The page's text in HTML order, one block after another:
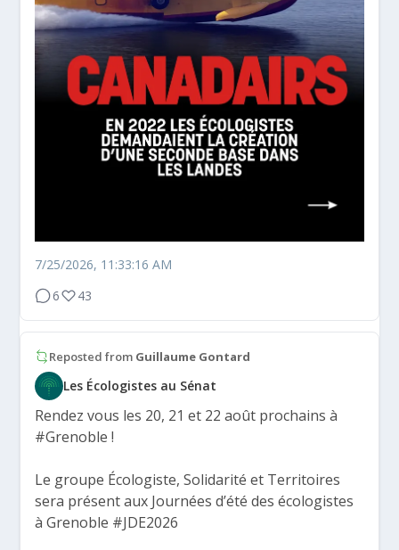
7/25/2026, 11:33:16 AM
6
43
Reposted from Guillaume Gontard
Les Écologistes au Sénat
Rendez vous les 20, 21 et 22 août prochains à
#Grenoble !
Le groupe Écologiste, Solidarité et Territoires
sera présent aux Journées d’été des écologistes
à Grenoble #JDE2026